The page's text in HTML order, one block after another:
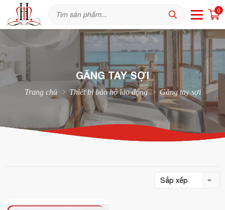
0
GĂNG TAY SỢI
Trang chủ Thiết bị bảo hộ lao động Găng tay sợi